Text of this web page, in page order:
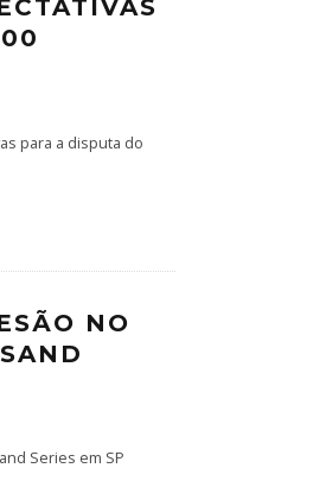
para a disputa do
NO
Series em SP